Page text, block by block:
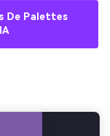
De Palettes